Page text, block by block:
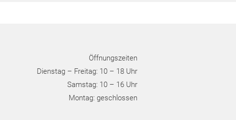
Öffnungszeiten
Dienstag – Freitag: 10 – 18 Uhr
Samstag: 10 – 16 Uhr
Montag: geschlossen